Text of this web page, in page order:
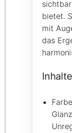
bietet.
mit
das